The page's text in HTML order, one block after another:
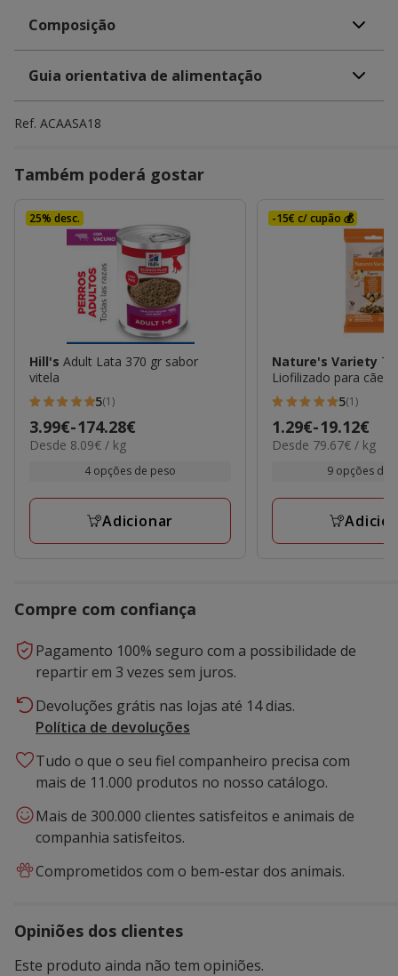
Composição
Guia orientativa de alimentação
Ref. ACAASA18
Também poderá gostar
25% desc.
Hill's Adult Lata 370 gr sabor
vitela
5
estrelas
com
avaliações
5(1)
Preço
de
3.99€-174.28€
8.09€
Desde 8.09€ / kg
4 opções de peso
Adicionar
-15€ c/ cupão 💰
Nature's Variety
Liofilizado para cães
5
estrelas
com
avaliações
5(1)
Preço
de
1.29€-19.12€
79.67€
Desde 79.67€ / kg
9 opções de
Compre com confiança
Pagamento 100% seguro com a possibilidade de
repartir em 3 vezes sem juros.
Devoluções grátis nas lojas até 14 dias.
Política de devoluções
Tudo o que o seu fiel companheiro precisa com
mais de 11.000 produtos no nosso catálogo.
Mais de 300.000 clientes satisfeitos e animais de
companhia satisfeitos.
Comprometidos com o bem-estar dos animais.
Opiniões dos clientes
Este produto ainda não tem opiniões.